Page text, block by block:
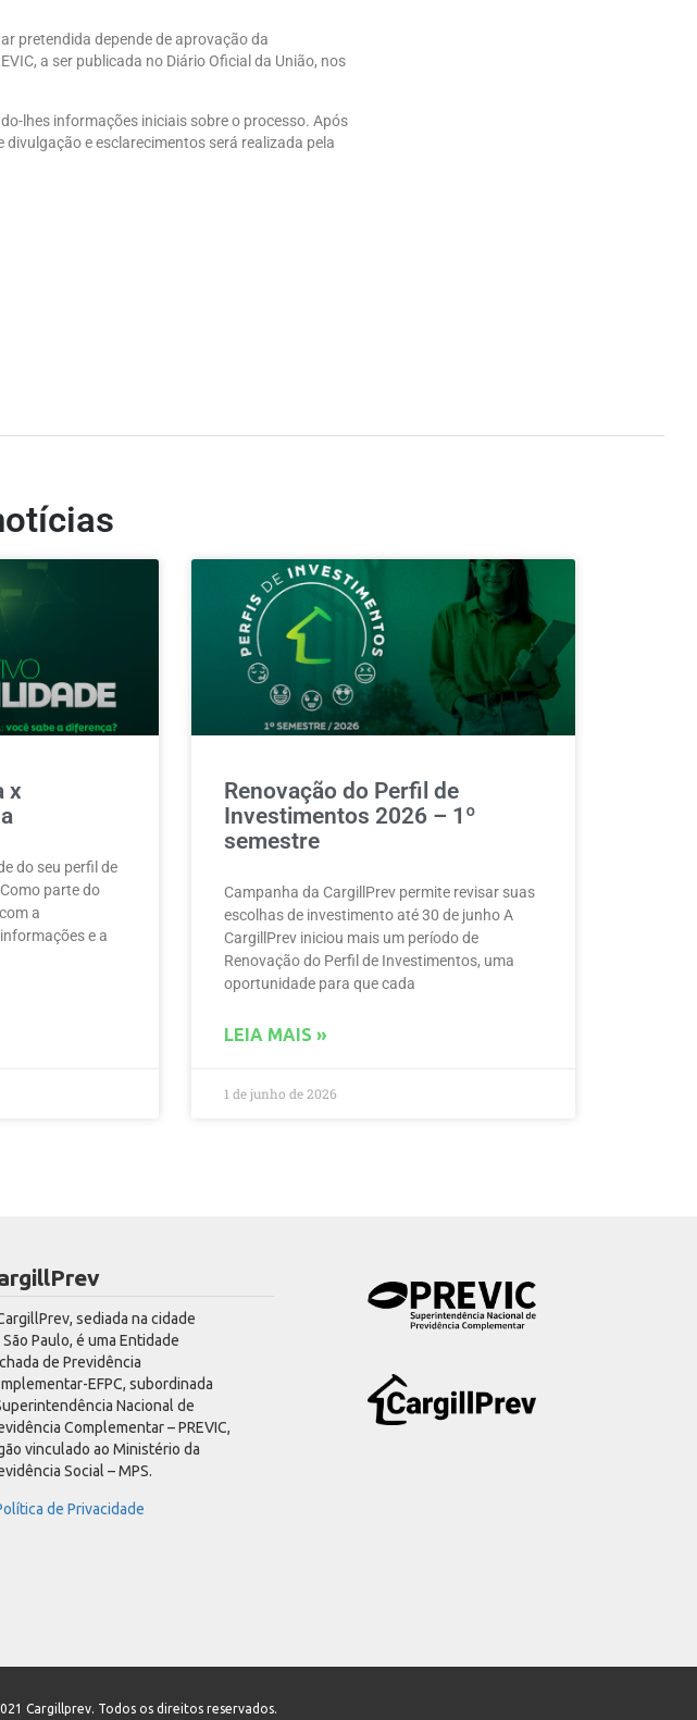
pretendida depende de aprovação da
a ser publicada no Diário Oficial da União, nos
lhes informações iniciais sobre o processo. Após
e esclarecimentos será realizada pela
x
do seu perfil de
parte do
a
e a
Renovação do Perfil de
Investimentos 2026 – 1º
semestre
Campanha da CargillPrev permite revisar suas
escolhas de investimento até 30 de junho A
CargillPrev iniciou mais um período de
Renovação do Perfil de Investimentos, uma
oportunidade para que cada
LEIA MAIS »
1 de junho de 2026
sediada na cidade
Paulo, é uma Entidade
de Previdência
EFPC, subordinada
Nacional de
Complementar – PREVIC,
vinculado ao Ministério da
Social – MPS.
de Privacidade
Cargillprev. Todos os direitos reservados.